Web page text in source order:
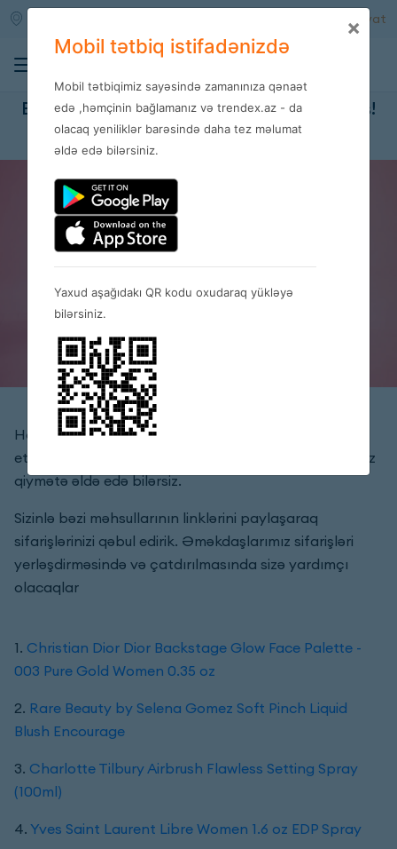
Qeydiyyat
Bakı qiymətlərindən 2 dəfə ucuz alış-veriş!
27.07.2025
Hörmətli izləyicilər, bizim əməkdaşlarımıza müraciət
etməklə siz istədiyiniz məhsulları 2-3 dəfəyə daha ucuz
qiymətə əldə edə bilərsiz.
Sizinlə bəzi məhsullarının linklərini paylaşaraq
sifarişlərinizi qəbul edirik. Əməkdaşlarımız sifarişləri
yerləşdirməsində və çatdırılmasında sizə yardımçı
olacaqlar
1. Christian Dior Dior Backstage Glow Face Palette -
003 Pure Gold Women 0.35 oz
2. Rare Beauty by Selena Gomez Soft Pinch Liquid
Blush Encourage
3. Charlotte Tilbury Airbrush Flawless Setting Spray
(100ml)
4. Yves Saint Laurent Libre Women 1.6 oz EDP Spray
×
Mobil tətbiq istifadənizdə
Mobil tətbiqimiz sayəsində zamanınıza qənaət
edə ,həmçinin bağlamanız və trendex.az - da
olacaq yeniliklər barəsində daha tez məlumat
əldə edə bilərsiniz.
Yaxud aşağıdakı QR kodu oxudaraq yükləyə
bilərsiniz.